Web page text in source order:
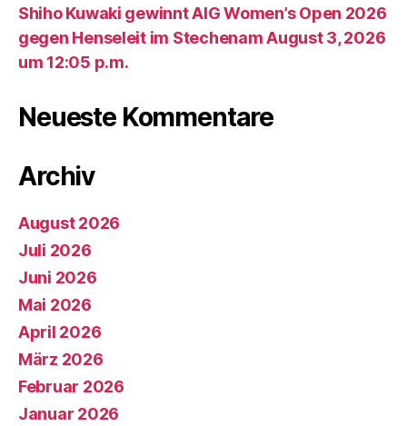
Shiho Kuwaki gewinnt AIG Women’s Open 2026
gegen Henseleit im Stechenam August 3, 2026
um 12:05 p.m.
Neueste Kommentare
Archiv
August 2026
Juli 2026
Juni 2026
Mai 2026
April 2026
März 2026
Februar 2026
Januar 2026